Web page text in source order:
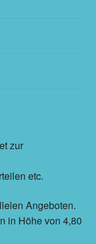
zur
etc.
Angeboten.
in Höhe von 4,80